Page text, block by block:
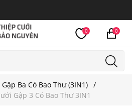
0 0
Ba Có Bao Thư (3IN1)
Gập 3 Có Bao Thư 3IN1